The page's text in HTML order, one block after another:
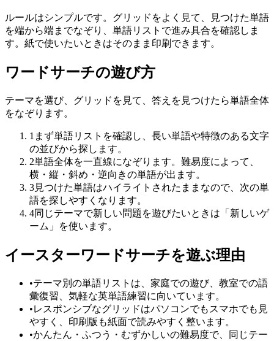
ルールはシンプルです。グリッドをよく見て、見つけた単語
を端から端までなぞり、単語リストで進み具合を確認しま
す。紙で使いたいときはそのまま印刷できます。
ワードサーチの遊び方
テーマを選び、グリッドを見て、答えを見つけたら単語全体
をなぞります。
1 まず単語リストを確認し、長い単語や特徴のある文字
の並びから探します。
2単語全体を一直線になぞります。難易度によって、
横・縦・斜め・逆向きの単語が出ます。
3見つけた単語はハイライトされたままなので、次の単
語を探しやすくなります。
4同じテーマで新しい問題を遊びたいときは「新しいゲ
ーム」を使います。
イースターワードサーチを遊ぶ理由
•テーマ別の単語リストは、家庭での遊び、教室での語
彙復習、気軽な英単語練習に向いています。
•レスポンシブなグリッドはパソコンでもスマホでも見
やすく、印刷版も紙面で読みやすく整います。
•かんたん・ふつう・むずかしいの難易度で、同じテー